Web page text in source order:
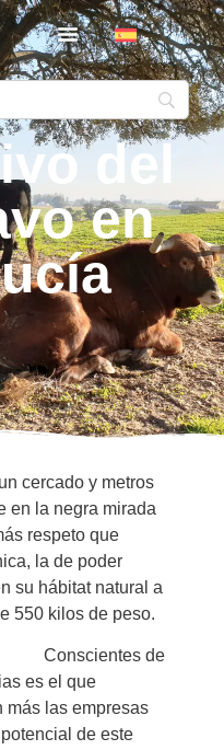
del
en
cercado y metros
en la negra mirada
respeto que
la de poder
su hábitat natural a
550 kilos de peso.
Conscientes de
es el que
más las empresas
de este